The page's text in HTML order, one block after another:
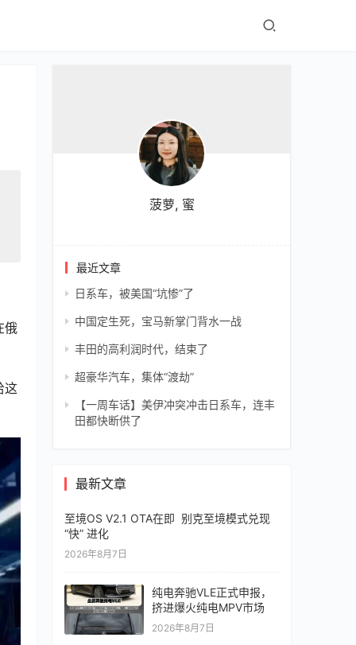
俄
这
菠萝, 蜜
最近文章
日系车，被美国“坑惨”了
中国定生死，宝马新掌门背水一战
丰田的高利润时代，结束了
超豪华汽车，集体“渡劫”
【一周车话】美伊冲突冲击日系车，连丰
田都快断供了
最新文章
至境OS V2.1 OTA在即 别克至境模式兑现
“快” 进化
2026年8月7日
纯电奔驰VLE正式申报，
挤进爆火纯电MPV市场
2026年8月7日